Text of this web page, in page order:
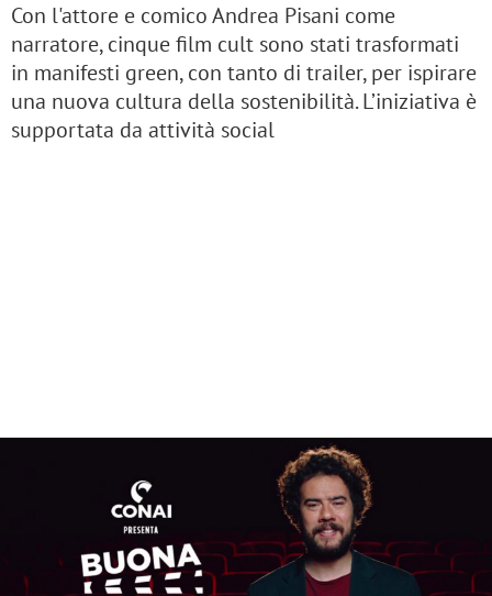
Con l'attore e comico Andrea Pisani come
narratore, cinque film cult sono stati trasformati
in manifesti green, con tanto di trailer, per ispirare
una nuova cultura della sostenibilità. L’iniziativa è
supportata da attività social